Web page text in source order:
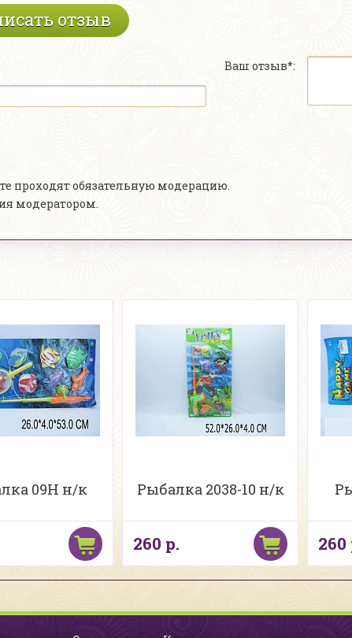
отзыв
Ваш отзыв*:
проходят обязательную модерацию.
модератором.
09Н н/к Рыбалка 2038-10 н/к
260 р. 260